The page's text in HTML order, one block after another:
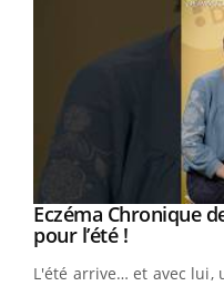
Youtube
Eczéma Chronique
pour l’été !Youtube
L'été arrive… et avec lui,